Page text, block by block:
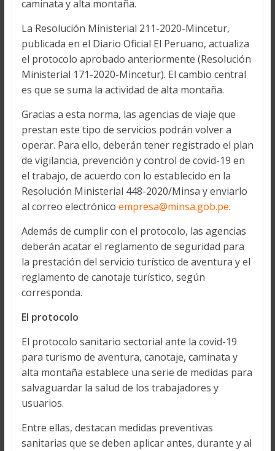
caminata y alta montaña.
La Resolución Ministerial 211-2020-Mincetur,
publicada en el Diario Oficial El Peruano, actualiza
el protocolo aprobado anteriormente (Resolución
Ministerial 171-2020-Mincetur). El cambio central
es que se suma la actividad de alta montaña.
Gracias a esta norma, las agencias de viaje que
prestan este tipo de servicios podrán volver a
operar. Para ello, deberán tener registrado el plan
de vigilancia, prevención y control de covid-19 en
el trabajo, de acuerdo con lo establecido en la
Resolución Ministerial 448-2020/Minsa y enviarlo
al correo electrónico empresa@minsa.gob.pe.
Además de cumplir con el protocolo, las agencias
deberán acatar el reglamento de seguridad para
la prestación del servicio turístico de aventura y el
reglamento de canotaje turístico, según
corresponda.
El protocolo
El protocolo sanitario sectorial ante la covid-19
para turismo de aventura, canotaje, caminata y
alta montaña establece una serie de medidas para
salvaguardar la salud de los trabajadores y
usuarios.
Entre ellas, destacan medidas preventivas
sanitarias que se deben aplicar antes, durante y al